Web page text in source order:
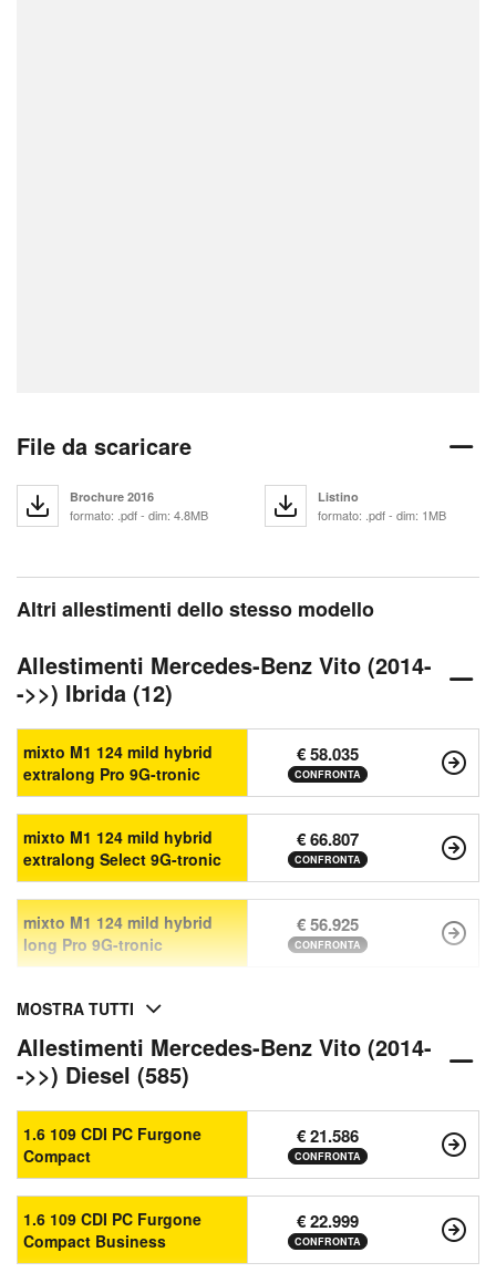
File da scaricare
Brochure 2016
formato: .pdf - dim: 4.8MB
Listino
formato: .pdf - dim: 1MB
Altri allestimenti dello stesso modello
Allestimenti Mercedes-Benz Vito (2014-
->>) Ibrida (12)
mixto M1 124 mild hybrid
extralong Pro 9G-tronic
€ 58.035
CONFRONTA
mixto M1 124 mild hybrid
extralong Select 9G-tronic
€ 66.807
CONFRONTA
mixto M1 124 mild hybrid
long Pro 9G-tronic
€ 56.925
CONFRONTA
MOSTRA TUTTI
Allestimenti Mercedes-Benz Vito (2014-
->>) Diesel (585)
1.6 109 CDI PC Furgone
Compact
€ 21.586
CONFRONTA
1.6 109 CDI PC Furgone
Compact Business
€ 22.999
CONFRONTA